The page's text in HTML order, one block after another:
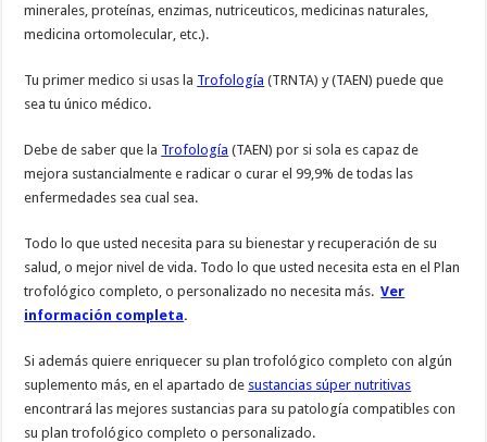
minerales, proteínas, enzimas, nutriceuticos, medicinas naturales,
medicina ortomolecular, etc.).
Tu primer medico si usas la Trofología (TRNTA) y (TAEN) puede que
sea tu único médico.
Debe de saber que la Trofología (TAEN) por si sola es capaz de
mejora sustancialmente e radicar o curar el 99,9% de todas las
enfermedades sea cual sea.
Todo lo que usted necesita para su bienestar y recuperación de su
salud, o mejor nivel de vida. Todo lo que usted necesita esta en el Plan
trofológico completo, o personalizado no necesita más.Ver
información completa.
Si además quiere enriquecer su plan trofológico completo con algún
suplemento más, en el apartado de sustancias súper nutritivas
encontrará las mejores sustancias para su patología compatibles con
su plan trofológico completo o personalizado.